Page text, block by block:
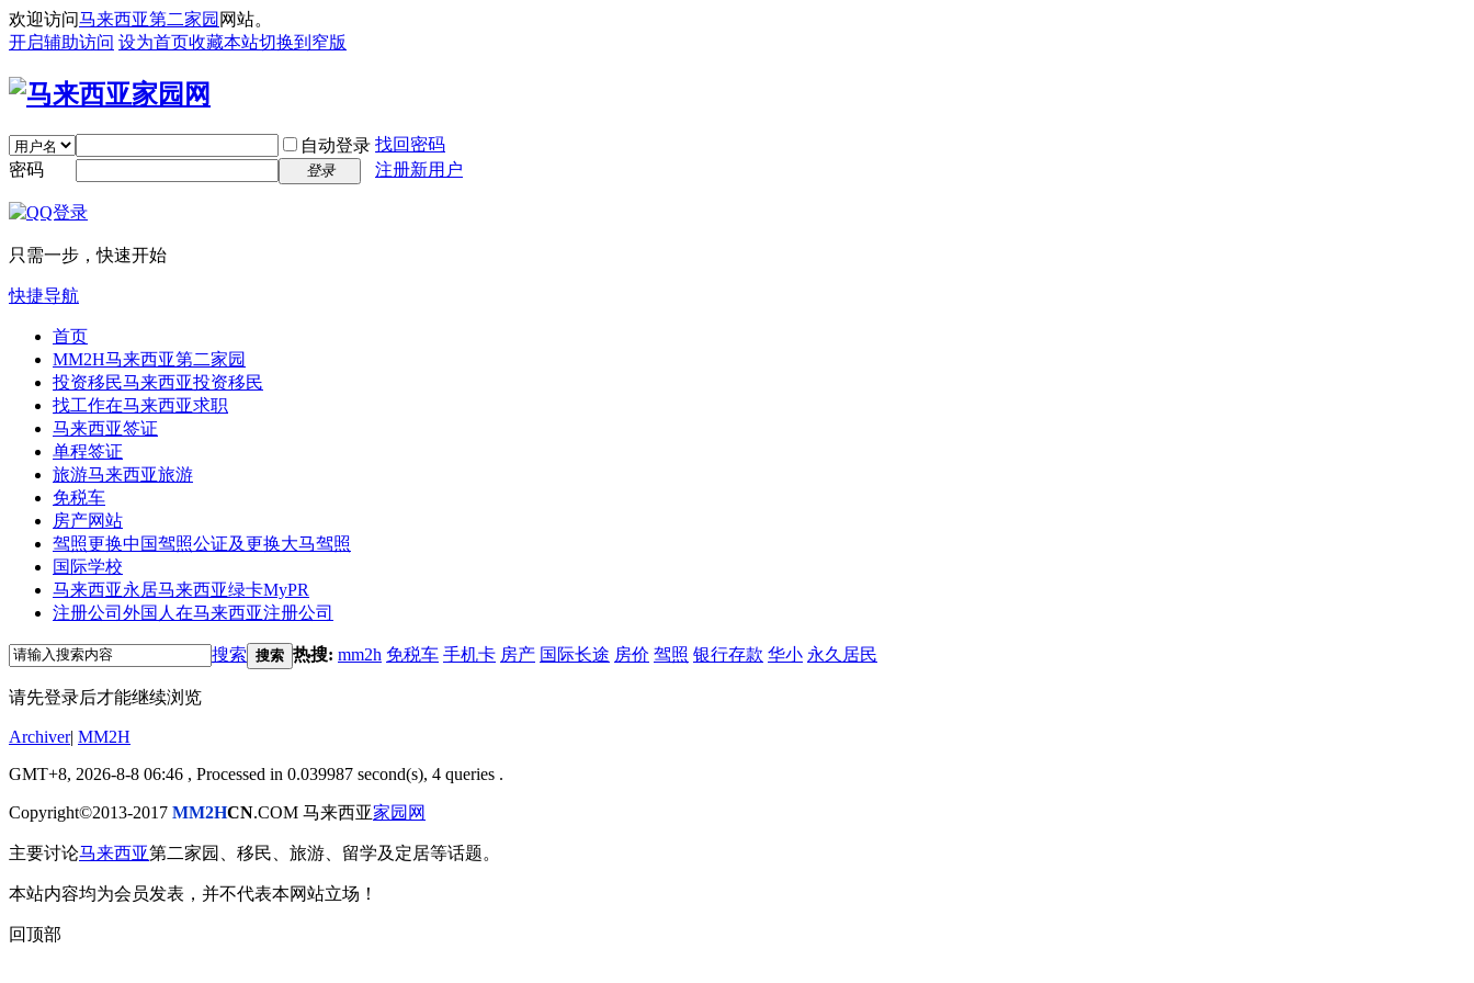
欢迎访问马来西亚第二家园 网站。
开启辅助访问 设为首页收藏本站切换到窄版
自动登录 找回密码
密码
登录 注册新用户
只需一步，快速开始
快捷导航
首页
MM2H马来西亚第二家园
投资移民马来西亚投资移民
找工作在马来西亚求职
马来西亚签证
单程签证
旅游马来西亚旅游
免税车
房产网站
驾照更换中国驾照公证及更换大马驾照
国际学校
马来西亚永居马来西亚绿卡MyPR
注册公司 外国人在马来西亚注册公司
搜索 搜索 热搜: mm2h 免税车 手机卡 房产 国际长途 房价 驾照 银行存款 华小 永久居民
请先登录后才能继续浏览
Archiver| MM2H
GMT+8, 2026-8-8 06:46 , Processed in 0.039987 second(s), 4 queries .
Copyright©2013-2017 MM2HCN.COM 马来西亚家园网
主要讨论马来西亚第二家园、移民、旅游、留学及定居等话题。
本站内容均为会员发表，并不代表本网站立场！
回顶部